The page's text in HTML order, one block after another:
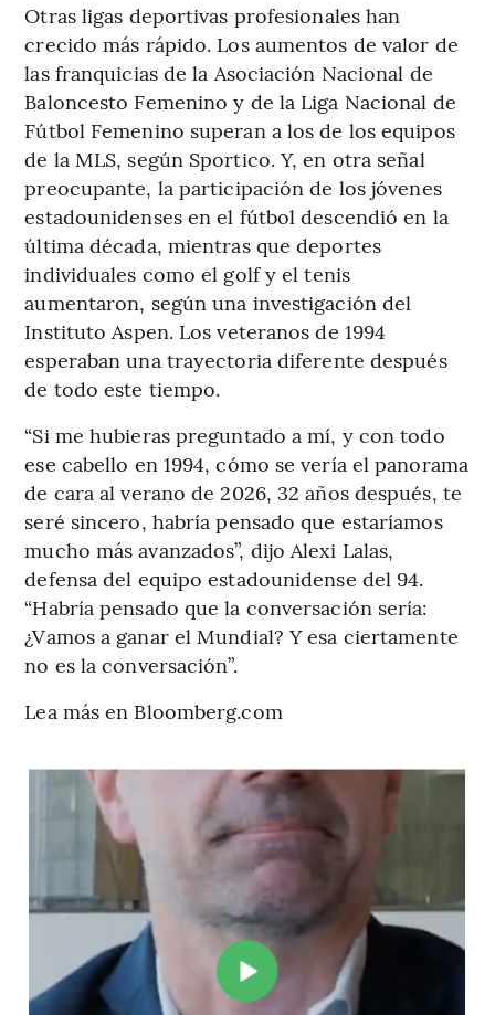
Otras ligas deportivas profesionales han
crecido más rápido. Los aumentos de valor de
las franquicias de la Asociación Nacional de
Baloncesto Femenino y de la Liga Nacional de
Fútbol Femenino superan a los de los equipos
de la MLS, según Sportico. Y, en otra señal
preocupante, la participación de los jóvenes
estadounidenses en el fútbol descendió en la
última década, mientras que deportes
individuales como el golf y el tenis
aumentaron, según una investigación del
Instituto Aspen. Los veteranos de 1994
esperaban una trayectoria diferente después
de todo este tiempo.
“Si me hubieras preguntado a mí, y con todo
ese cabello en 1994, cómo se vería el panorama
de cara al verano de 2026, 32 años después, te
seré sincero, habría pensado que estaríamos
mucho más avanzados”, dijo Alexi Lalas,
defensa del equipo estadounidense del 94.
“Habría pensado que la conversación sería:
¿Vamos a ganar el Mundial? Y esa ciertamente
no es la conversación”.
Lea más en Bloomberg.com